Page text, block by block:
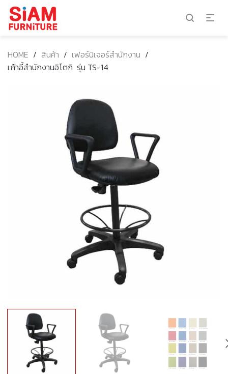
HOME / สินค้า / เฟอร์นิเจอร์สำนักงาน /
เก้าอี้สำนักงานอิโตกิ รุ่น TS-14